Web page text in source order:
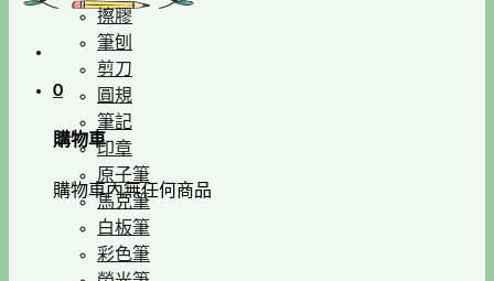
0
購物車
購物車內無任何商品
擦膠
筆刨
剪刀
圓規
筆記
印章
原子筆
馬克筆
白板筆
彩色筆